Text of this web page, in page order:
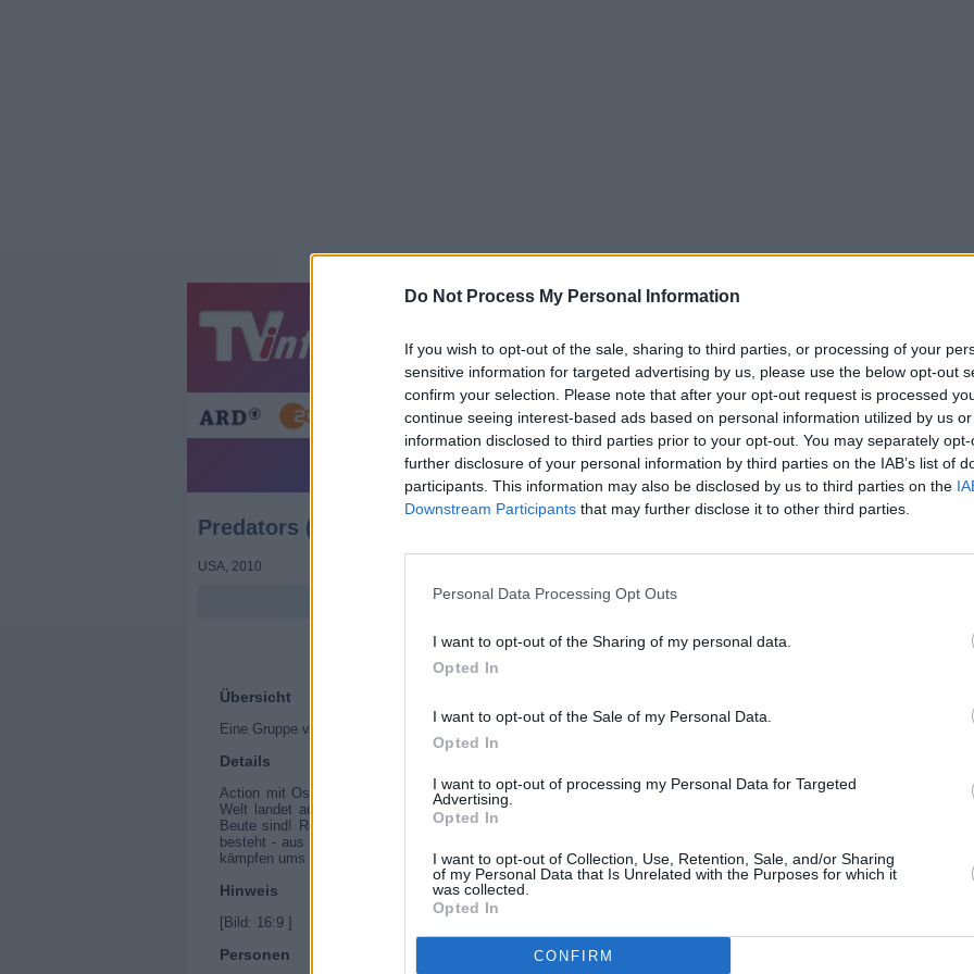
Do Not Process My Personal Information
If you wish to opt-out of the sale, sharing to third parties, or processing of your
sensitive information for targeted advertising by us, please use the below opt-out
confirm your selection. Please note that after your opt-out request is processed
continue seeing interest-based ads based on personal information utilized by us
information disclosed to third parties prior to your opt-out. You may separately
further disclosure of your personal information by third parties on the IAB’s list of
participants. This information may also be disclosed by us to third parties on the
Downstream Participants that may further disclose it to other third parties.
Personal Data Processing Opt Outs
I want to opt-out of the Sharing of my personal data.
Opted In
I want to opt-out of the Sale of my Personal Data.
Opted In
I want to opt-out of processing my Personal Data for Targeted
Advertising.
Opted In
I want to opt-out of Collection, Use, Retention, Sale, and/or Sharing
of my Personal Data that Is Unrelated with the Purposes for which it
was collected.
Opted In
CONFIRM
Heute Mo Di Do
Alle Sender
Predators - Predators - Spielfilm / Science-Fiction-Film
Predators (Predators)
USA 2010
Übersicht
Eine Gruppe von Elite-Kämpfern wird Teil eines mörderischen Spiels.
Details
Action mit Oscargewinner Adrien Brody: Eine Gruppe von Elite-Kämpfern aus den unterschiedlichsten Teilen der
Welt landet auf einem fremden Planeten. Bald ist klar: Sie sind Teil eines mörderischen Spiels, in dem sie die
Beute sind! Royce führt die skrupellose Truppe an, die mit Ausnahme des Arztes Edwin aus gnadenlosen Killern
besteht - aus Söldnern, Yakuza, Mitgliedern des Todesschwadrons. Doch die Jäger werden nun selbst gejagt und
kämpfen ums nackte Überleben ...
Hinweis
[Bild: 16:9 ]
Personen